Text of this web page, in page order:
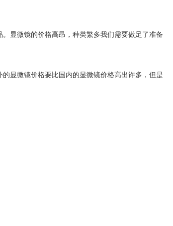
显微镜的价格高昂，种类繁多我们需要做足了准备
显微镜价格要比国内的显微镜价格高出许多，但是